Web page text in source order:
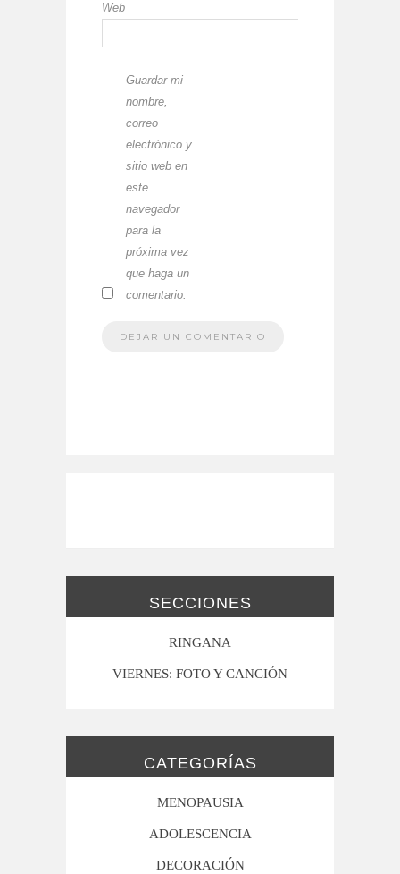
Web
Guardar mi
nombre,
correo
electrónico y
sitio web en
este
navegador
para la
próxima vez
que haga un
comentario.
SECCIONES
RINGANA
VIERNES: FOTO Y CANCIÓN
CATEGORÍAS
MENOPAUSIA
ADOLESCENCIA
DECORACIÓN